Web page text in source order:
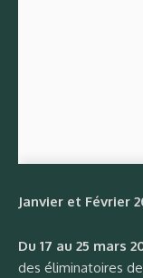
Janvier et Février
Du 17 au 25 mars
des éliminatoires